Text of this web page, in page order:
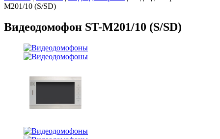
M201/10 (S/SD)
Видеодомофон ST-M201/10 (S/SD)